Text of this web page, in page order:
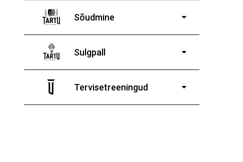
Sõudmine
poistele ja tüdrukutele
Sulgpall
ja tüdrukuteleTervisetreeningud